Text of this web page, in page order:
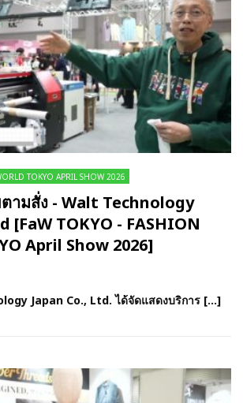
TOKYO APRIL SHOW 2026
ามสั่ง - Walt Technology
[FaW TOKYO - FASHION
April Show 2026]
Japan Co., Ltd. ได้จัดแสดงบริการ […]